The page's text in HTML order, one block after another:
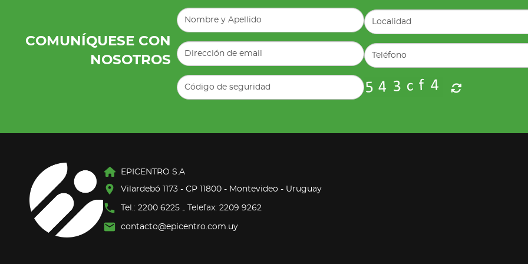
COMUNÍQUESE CON
NOSOTROS
EPICENTRO S.A
Vilardebó 1173 - CP 11800 - Montevideo - Uruguay
Tel.: 2200 6225 - Telefax: 2209 9262
contacto@epicentro.com.uy